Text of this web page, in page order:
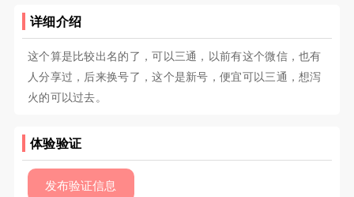
详细介绍
这个算是比较出名的了，可以三通，以前有这个微信，也有
人分享过，后来换号了，这个是新号，便宜可以三通，想泻
火的可以过去。
体验验证
发布验证信息